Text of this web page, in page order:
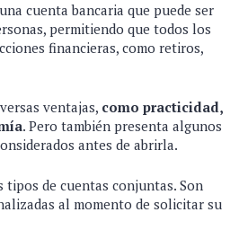
cuenta bancaria que puede ser
permitiendo que todos los
financieras, como retiros,
ventajas, como practicidad,
. Pero también presenta algunos
antes de abrirla.
tipos de cuentas conjuntas. Son
al momento de solicitar su